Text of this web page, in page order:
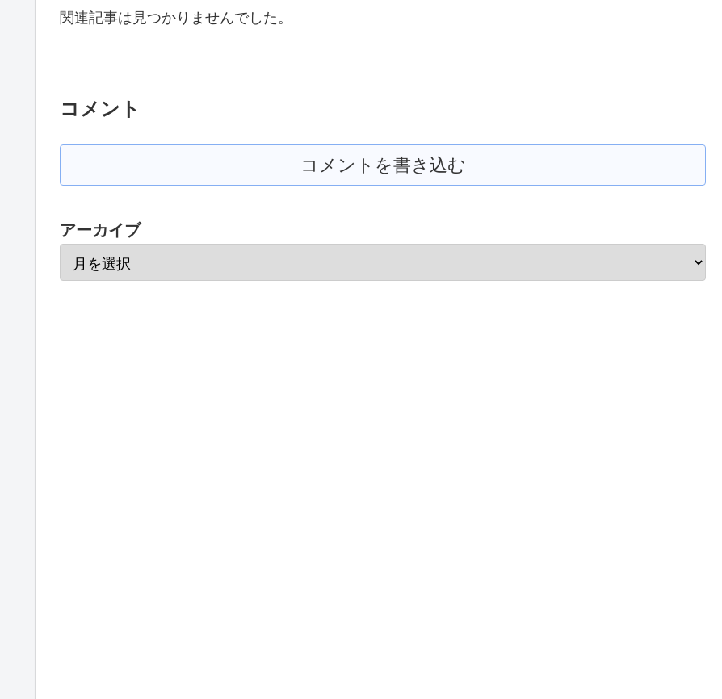
関連記事は見つかりませんでした。
コメント
コメントを書き込む
アーカイブ